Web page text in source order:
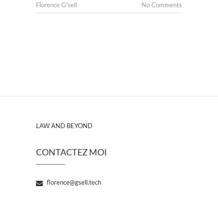
Florence G'sell No Comments
LAW AND BEYOND
CONTACTEZ MOI
florence@gsell.tech